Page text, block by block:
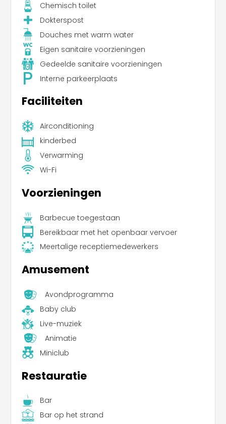
Chemisch toilet
Dokterspost
Douches met warm water
Eigen sanitaire voorzieningen
Gedeelde sanitaire voorzieningen
Interne parkeerplaats
Faciliteiten
Airconditioning
kinderbed
Verwarming
Wi-Fi
Voorzieningen
Barbecue toegestaan
Bereikbaar met het openbaar vervoer
Meertalige receptiemedewerkers
Amusement
Avondprogramma
Baby club
Live-muziek
Animatie
Miniclub
Restauratie
Bar
Bar op het strand